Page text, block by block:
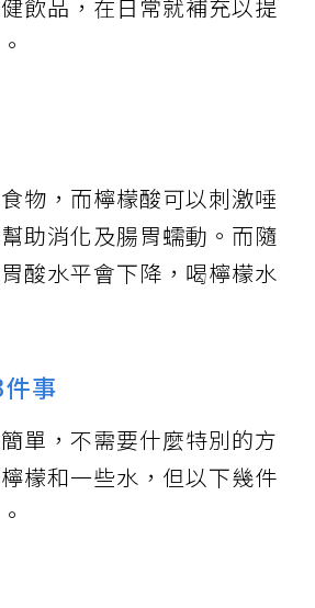
飲品，在日常就補充以提
物，而檸檬酸可以刺激唾
助消化及腸胃蠕動。而隨
酸水平會下降，喝檸檬水
事
單，不需要什麼特別的方
檬和一些水，但以下幾件